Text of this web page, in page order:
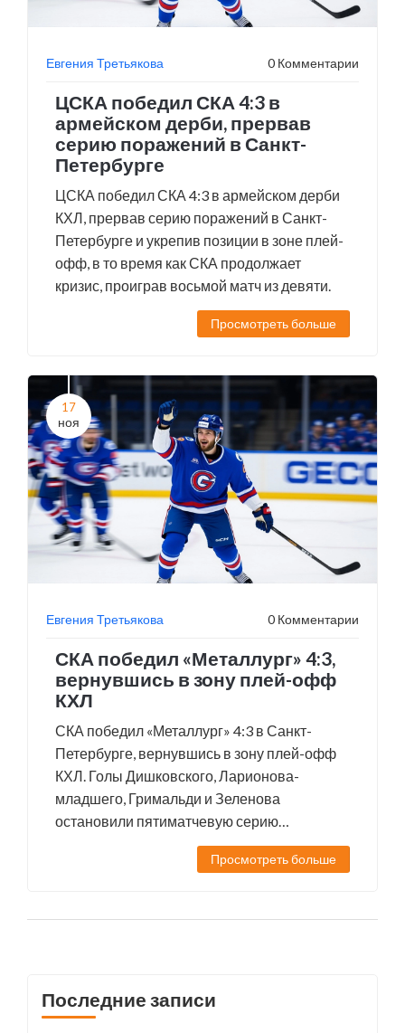
Евгения Третьякова 0 Комментарии
ЦСКА победил СКА 4:3 в
армейском дерби, прервав
серию поражений в Санкт-
Петербурге
ЦСКА победил СКА 4:3 в армейском дерби
КХЛ, прервав серию поражений в Санкт-
Петербурге и укрепив позиции в зоне плей-
офф, в то время как СКА продолжает
кризис, проиграв восьмой матч из девяти.
Просмотреть больше
17
ноя
Евгения Третьякова 0 Комментарии
СКА победил «Металлург» 4:3,
вернувшись в зону плей-офф
КХЛ
СКА победил «Металлург» 4:3 в Санкт-
Петербурге, вернувшись в зону плей-офф
КХЛ. Голы Дишковского, Ларионова-
младшего, Гримальди и Зеленова
остановили пятиматчевую серию
Просмотреть больше
Последние записи